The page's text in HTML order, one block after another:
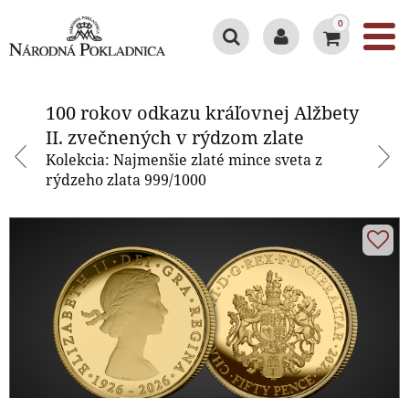
0
100 rokov odkazu kráľovnej Alžbety
II. zvečnených v rýdzom zlate
Kolekcia: Najmenšie zlaté mince sveta z
rýdzeho zlata 999/1000
100 rokov odkazu kráľovnej
zlate